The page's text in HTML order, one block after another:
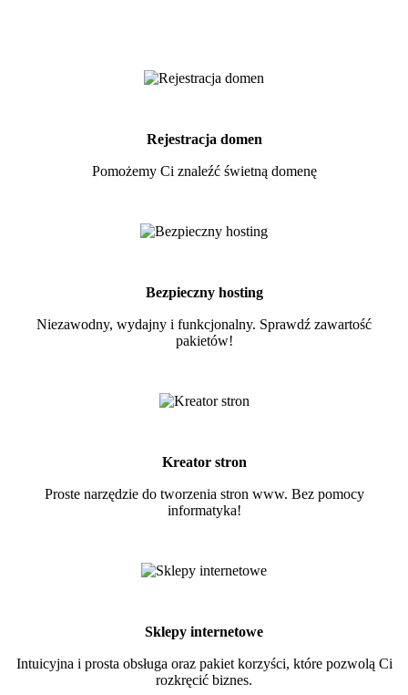
Rejestracja domen
Pomożemy Ci znaleźć świetną domenę
Bezpieczny hosting
Niezawodny, wydajny i funkcjonalny. Sprawdź zawartość
pakietów!
Kreator stron
Proste narzędzie do tworzenia stron www. Bez pomocy
informatyka!
Sklepy internetowe
Intuicyjna i prosta obsługa oraz pakiet korzyści, które pozwolą Ci
rozkręcić biznes.